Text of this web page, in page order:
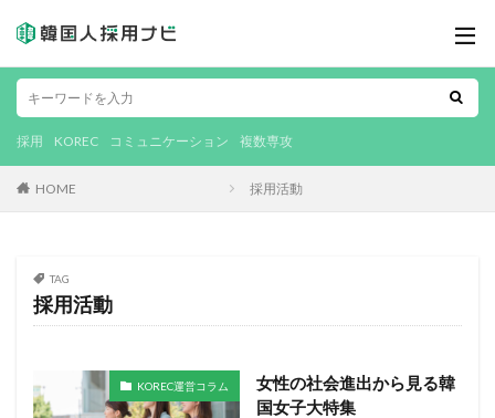
採用 KOREC コミュニケーション 複数専攻
HOME 採用活動
TAG
採用活動
KOREC運営コラム
女性の社会進出から見る韓
国女子大特集